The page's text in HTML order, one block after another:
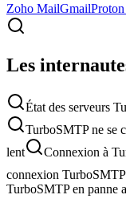
Zoho MailGmail
Les
État des serveurs
TurboSMTP ne se
lent
Connexion à
connexion TurboSMTP
TurboSMTP en panne